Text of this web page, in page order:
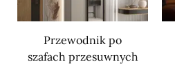
Przewodnik po
szafach przesuwnych